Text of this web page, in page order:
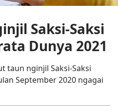
Saksi-Saksi
Dunya 2021
taun nginjil Saksi-Saksi
September 2020 ngagai